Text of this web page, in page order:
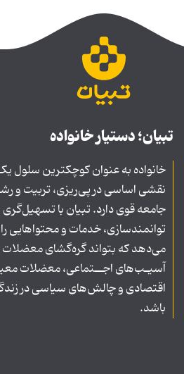
تبیان؛ دستیار خانواده
خانواده به عنوان کوچکترین سلول
نقشی اساسی در پی‌ریزی، تربیت و
جامعه قوی دارد. تبیان با تسهیل‌گری
توانمندسازی، خدمات و محتواهایی را
می‌دهد که بتواند گره‌گشای
آسیـب‌های اجــتماعی، معضلات
اقتصادی و چالش‌های سیاسی در
باشد.